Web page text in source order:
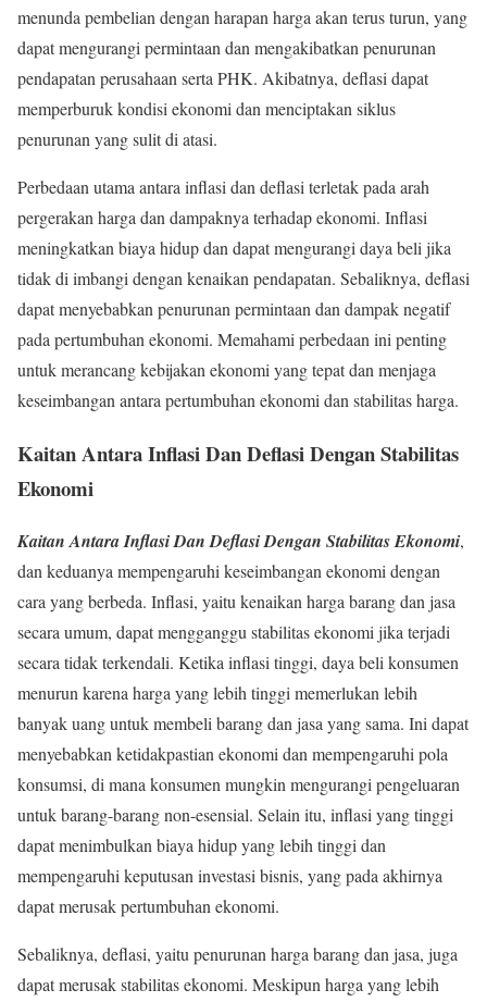
menunda pembelian dengan harapan harga akan terus turun, yang
dapat mengurangi permintaan dan mengakibatkan penurunan
pendapatan perusahaan serta PHK. Akibatnya, deflasi dapat
memperburuk kondisi ekonomi dan menciptakan siklus
penurunan yang sulit di atasi.
Perbedaan utama antara inflasi dan deflasi terletak pada arah
pergerakan harga dan dampaknya terhadap ekonomi. Inflasi
meningkatkan biaya hidup dan dapat mengurangi daya beli jika
tidak di imbangi dengan kenaikan pendapatan. Sebaliknya, deflasi
dapat menyebabkan penurunan permintaan dan dampak negatif
pada pertumbuhan ekonomi. Memahami perbedaan ini penting
untuk merancang kebijakan ekonomi yang tepat dan menjaga
keseimbangan antara pertumbuhan ekonomi dan stabilitas harga.
Kaitan Antara Inflasi Dan Deflasi Dengan Stabilitas
Ekonomi
Kaitan Antara Inflasi Dan Deflasi Dengan Stabilitas Ekonomi,
dan keduanya mempengaruhi keseimbangan ekonomi dengan
cara yang berbeda. Inflasi, yaitu kenaikan harga barang dan jasa
secara umum, dapat mengganggu stabilitas ekonomi jika terjadi
secara tidak terkendali. Ketika inflasi tinggi, daya beli konsumen
menurun karena harga yang lebih tinggi memerlukan lebih
banyak uang untuk membeli barang dan jasa yang sama. Ini dapat
menyebabkan ketidakpastian ekonomi dan mempengaruhi pola
konsumsi, di mana konsumen mungkin mengurangi pengeluaran
untuk barang-barang non-esensial. Selain itu, inflasi yang tinggi
dapat menimbulkan biaya hidup yang lebih tinggi dan
mempengaruhi keputusan investasi bisnis, yang pada akhirnya
dapat merusak pertumbuhan ekonomi.
Sebaliknya, deflasi, yaitu penurunan harga barang dan jasa, juga
dapat merusak stabilitas ekonomi. Meskipun harga yang lebih